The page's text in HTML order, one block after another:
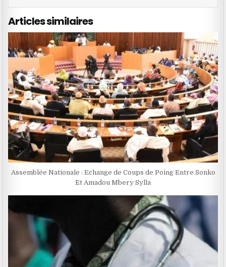
Articles similaires
Assemblée Nationale : Echange de Coups de Poing Entre Sonko
Et Amadou Mbery Sylla